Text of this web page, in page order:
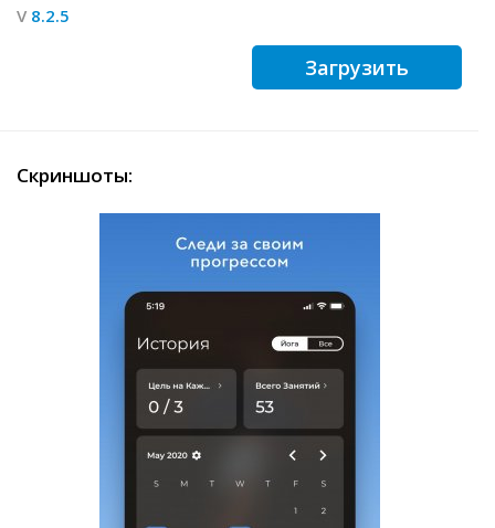
V 8.2.5
Загрузить
Скриншоты: